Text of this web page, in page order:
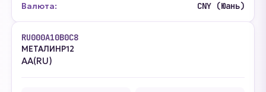
Валюта:
CNY (Юань)
RU000A10B0C8
МЕТАЛИНP12
AA(RU)